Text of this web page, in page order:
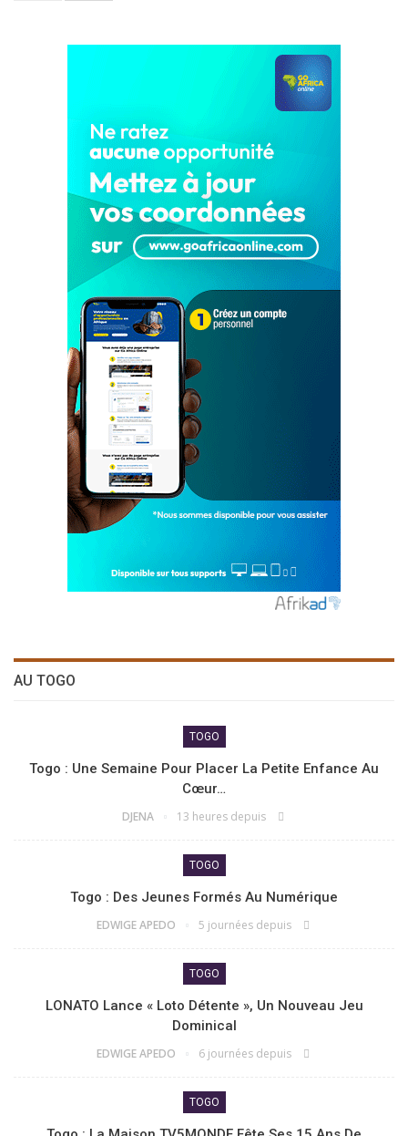
AU TOGO
TOGO
Togo : Une Semaine Pour Placer La Petite Enfance Au
Cœur…
DJENA 13 heures depuis
TOGO
Togo : Des Jeunes Formés Au Numérique
EDWIGE APEDO 5 journées depuis
TOGO
LONATO Lance « Loto Détente », Un Nouveau Jeu
Dominical
EDWIGE APEDO 6 journées depuis
TOGO